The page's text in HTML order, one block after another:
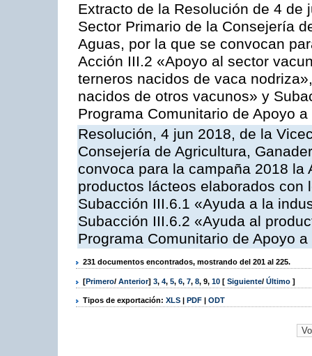
Extracto de la Resolución de 4
Sector Primario de la Consejería
Aguas, por la que se convocan
Acción III.2 «Apoyo al sector
terneros nacidos de vaca
nacidos de otros vacunos» y
Programa Comunitario de Apoyo
Resolución, 4 jun 2018, de la
Consejería de Agricultura,
convoca para la campaña 2018
productos lácteos elaborados
Subacción III.6.1 «Ayuda a la
Subacción III.6.2 «Ayuda al
Programa Comunitario de Apoyo
231 documentos encontrados, mostrando del 201 al 225.
[Primero/ Anterior] 3, 4, 5, 6, 7, 8, 9, 10 [ Siguiente/ Último ]
Tipos de exportación: XLS | PDF | ODT